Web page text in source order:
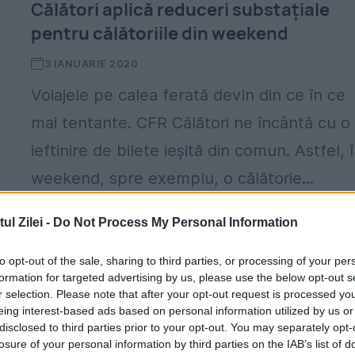
Zilei - Do Not Process My Personal Information
opt-out of the sale, sharing to third parties, or processing of your
for targeted advertising by us, please use the below opt-out
selection. Please note that after your opt-out request is processed
interest-based ads based on personal information utilized by us
to third parties prior to your opt-out. You may separately
of your personal information by third parties on the IAB’s list of
Călători aplică reduceri substațiale
pentru călătoriile din weekend
3 IANUARIE 2020
Voiajele pe calea ferată devin din ce în ce
mai tentante. CFR Călători ne încântă cu o
ieftinire de bilete ieșită din comun. Astfel,
weekend, spre exemplu, o călătorie...
ALERTĂ CFR. TRENURILE INTERREGIO,
ANULATE din cauza vremii
22 MARTIE 2018